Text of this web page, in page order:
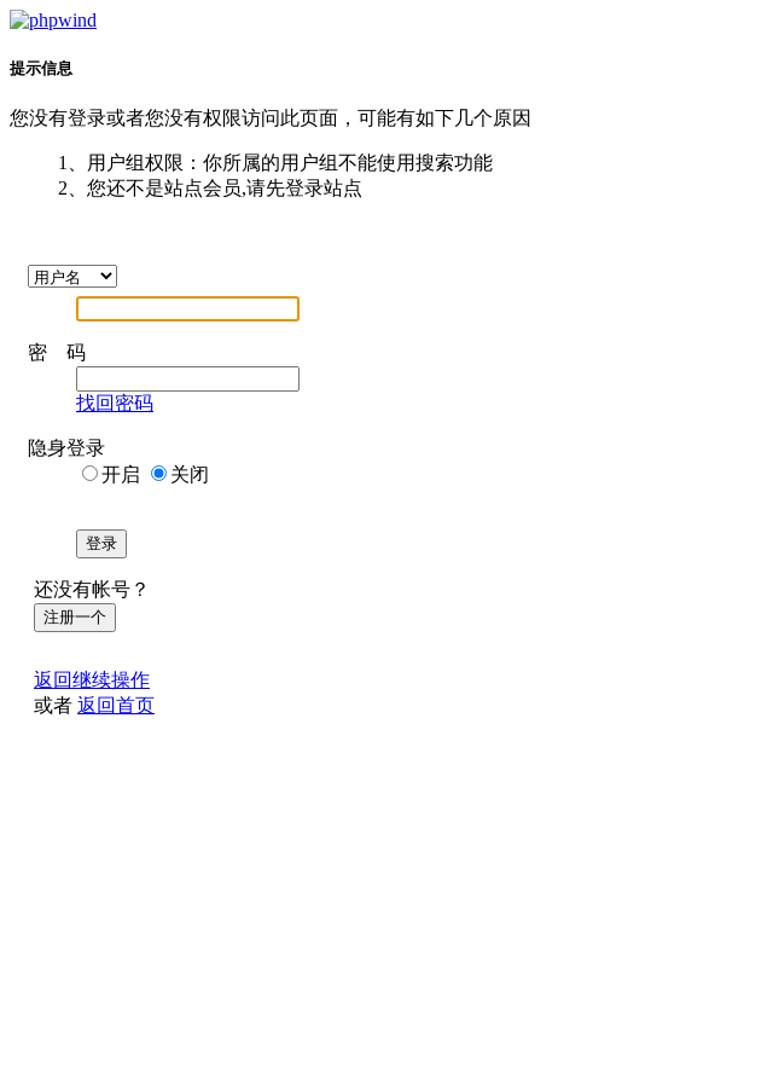
提示信息
您没有登录或者您没有权限访问此页面，可能有如下几个原因
1、用户组权限：你所属的用户组不能使用搜索功能
2、您还不是站点会员,请先登录站点
密 码
找回密码
隐身登录
开启
关闭
登录
还没有帐号？
注册一个
返回继续操作
或者 返回首页